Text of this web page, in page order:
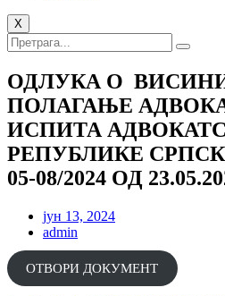
X
ОДЛУКА О
ПОЛАГАЊЕ
ИСПИТА
РЕПУБЛИКЕ
05-08/2024 ОД
јун 13, 2024
admin
ОТВОРИ ДОКУМЕНТ